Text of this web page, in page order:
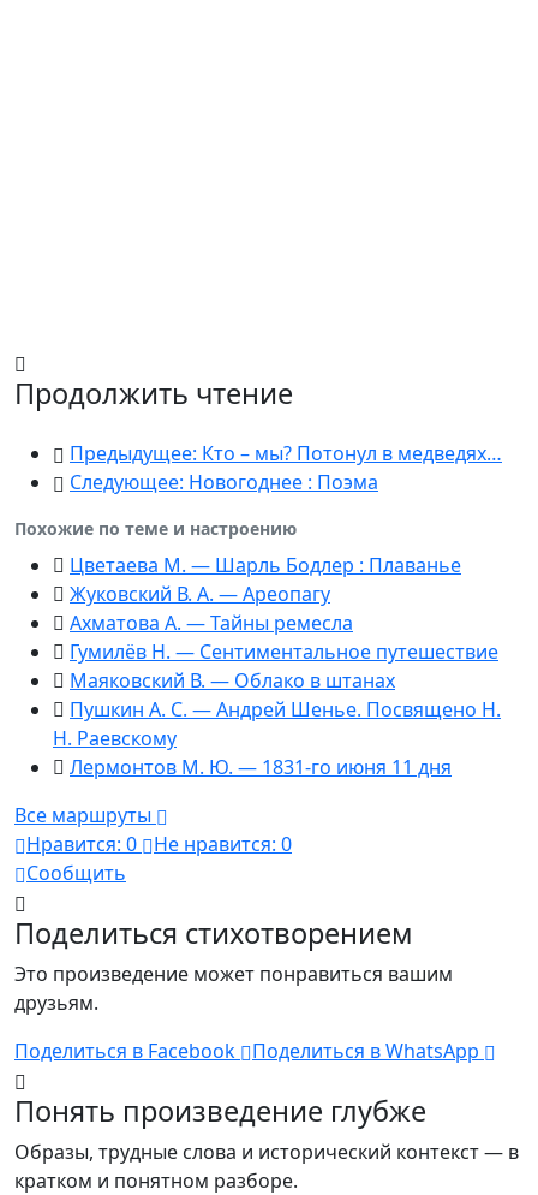
Продолжить чтение
Предыдущее: Кто – мы? Потонул в медведях…
Следующее: Новогоднее : Поэма
Похожие по теме и настроению
Цветаева М. — Шарль Бодлер : Плаванье
Жуковский В. А. — Ареопагу
Ахматова А. — Тайны ремесла
Гумилёв Н. — Сентиментальное путешествие
Маяковский В. — Облако в штанах
Пушкин А. С. — Андрей Шенье. Посвящено Н.
Н. Раевскому
Лермонтов М. Ю. — 1831-го июня 11 дня
Все маршруты
Нравится: 0 Не нравится: 0
Сообщить
Поделиться стихотворением
Это произведение может понравиться вашим
друзьям.
Поделиться в Facebook
Поделиться в WhatsApp
Понять произведение глубже
Образы, трудные слова и исторический контекст — в
кратком и понятном разборе.